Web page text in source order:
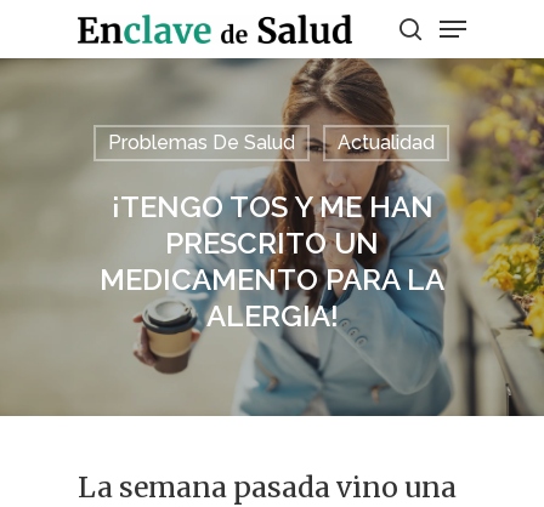
Presiona enter para buscar o ESC para
salir
Problemas De Salud Actualidad
¡TENGO TOS Y ME HAN
PRESCRITO UN
MEDICAMENTO PARA LA
ALERGIA!
La semana pasada vino una